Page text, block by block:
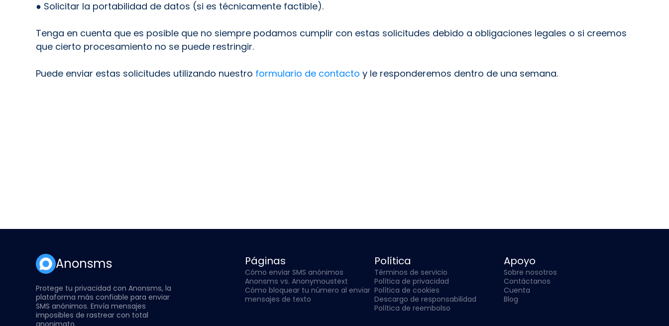
● Solicitar la portabilidad de datos (si es técnicamente factible).
Tenga en cuenta que es posible que no siempre podamos cumplir con estas solicitudes debido a obligaciones legales o si creemos
que cierto procesamiento no se puede restringir.
Puede enviar estas solicitudes utilizando nuestro formulario de contacto y le responderemos dentro de una semana.
Anonsms
Protege tu privacidad con Anonsms, la
plataforma más confiable para enviar
SMS anónimos. Envía mensajes
imposibles de rastrear con total
anonimato.
Páginas
Cómo enviar SMS anónimos
Anonsms vs. Anonymoustext
Cómo bloquear tu número al enviar
mensajes de texto
Política
Términos de servicio
Política de privacidad
Política de cookies
Descargo de responsabilidad
Política de reembolso
Apoyo
Sobre nosotros
Contáctanos
Cuenta
Blog